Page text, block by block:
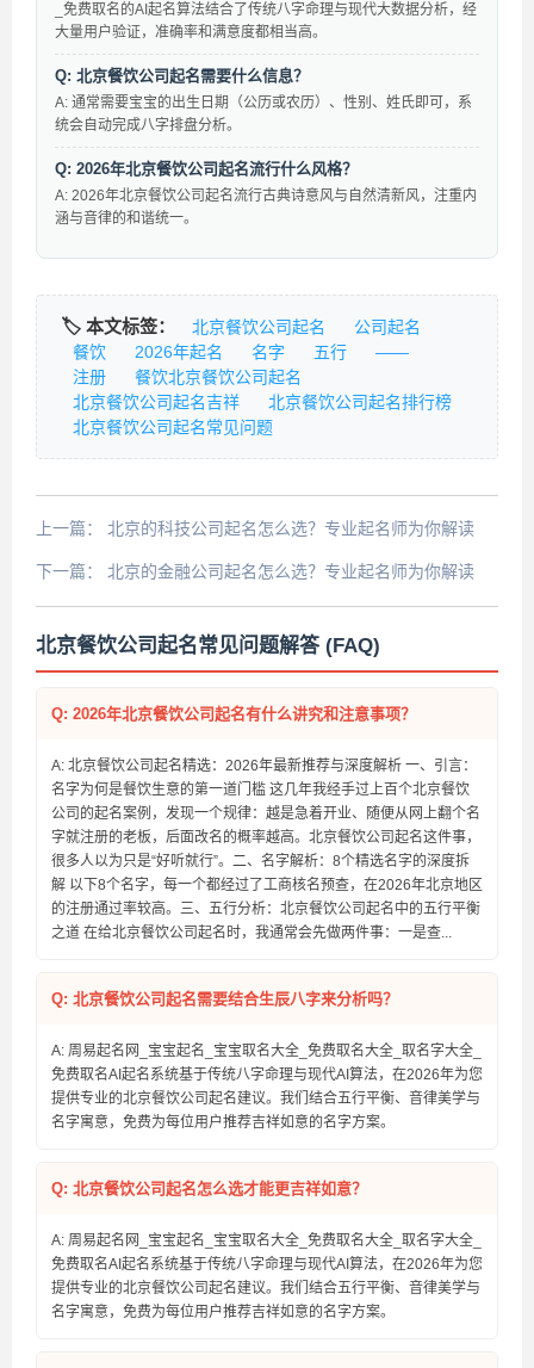
_免费取名的AI起名算法结合了传统八字命理与现代大数据分析，经
大量用户验证，准确率和满意度都相当高。
Q: 北京餐饮公司起名需要什么信息？
A: 通常需要宝宝的出生日期（公历或农历）、性别、姓氏即可，系
统会自动完成八字排盘分析。
Q: 2026年北京餐饮公司起名流行什么风格？
A: 2026年北京餐饮公司起名流行古典诗意风与自然清新风，注重内
涵与音律的和谐统一。
🏷️ 本文标签： 北京餐饮公司起名
公司起名
餐饮
2026年起名 名字 五行
——
注册
餐饮北京餐饮公司起名
北京餐饮公司起名吉祥
北京餐饮公司起名排行榜
北京餐饮公司起名常见问题
上一篇： 北京的科技公司起名怎么选？专业起名师为你解读
下一篇： 北京的金融公司起名怎么选？专业起名师为你解读
北京餐饮公司起名常见问题解答 (FAQ)
Q: 2026年北京餐饮公司起名有什么讲究和注意事项？
A: 北京餐饮公司起名精选：2026年最新推荐与深度解析 一、引言：
名字为何是餐饮生意的第一道门槛 这几年我经手过上百个北京餐饮
公司的起名案例，发现一个规律：越是急着开业、随便从网上翻个名
字就注册的老板，后面改名的概率越高。北京餐饮公司起名这件事，
很多人以为只是“好听就行”。二、名字解析：8个精选名字的深度拆
解 以下8个名字，每一个都经过了工商核名预查，在2026年北京地区
的注册通过率较高。三、五行分析：北京餐饮公司起名中的五行平衡
之道 在给北京餐饮公司起名时，我通常会先做两件事：一是查...
Q: 北京餐饮公司起名需要结合生辰八字来分析吗？
A: 周易起名网_宝宝起名_宝宝取名大全_免费取名大全_取名字大全_
免费取名AI起名系统基于传统八字命理与现代AI算法，在2026年为您
提供专业的北京餐饮公司起名建议。我们结合五行平衡、音律美学与
名字寓意，免费为每位用户推荐吉祥如意的名字方案。
Q: 北京餐饮公司起名怎么选才能更吉祥如意？
A: 周易起名网_宝宝起名_宝宝取名大全_免费取名大全_取名字大全_
免费取名AI起名系统基于传统八字命理与现代AI算法，在2026年为您
提供专业的北京餐饮公司起名建议。我们结合五行平衡、音律美学与
名字寓意，免费为每位用户推荐吉祥如意的名字方案。